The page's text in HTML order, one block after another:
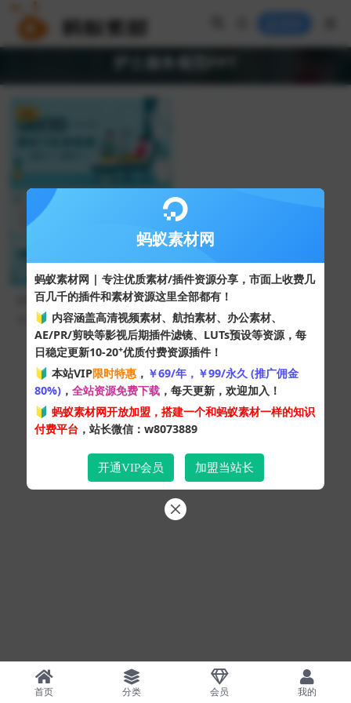
护士服务规范与礼仪培训PPT
模板74 10
Copyright © 2024蚂蚁素材网- 版权所有 All rights reserved.
粤ICP备19095528号
XML网站地图HTML网站地图 百度地图
SQL：43
Pages：0.34353s
首页 分类 会员 我的
蚂蚁素材网
蚂蚁素材网 | 专注优质素材/插件资源分享，市面上收费几
百几千的插件和素材资源这里全部都有！
🔰 内容涵盖高清视频素材、航拍素材、办公素材、
AE/PR/剪映等影视后期插件滤镜、LUTs预设等资源，每
日稳定更新10-20+优质付费资源插件！
🔰 本站VIP限时特惠 ， ￥69/年，￥99/永久 (推广佣金
80%) ， 全站资源免费下载 ，每天更新，欢迎加入！
🔰 蚂蚁素材网开放加盟，搭建一个和蚂蚁素材一样的知识
付费平台 ，站长微信：w8073889
开通VIP会员 加盟当站长